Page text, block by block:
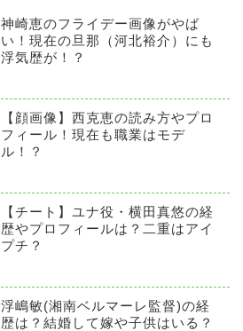
神崎恵のフライデー画像がやば
い！現在の旦那（河北裕介）にも
浮気歴が！？
【顔画像】西克恵の読み方やプロ
フィール！現在も職業はモデ
ル！？
【チート】ユナ役・横田真悠の経
歴やプロフィールは？二重はアイ
プチ？
浮嶋敏(湘南ベルマーレ監督)の経
歴は？結婚して嫁や子供はいる？